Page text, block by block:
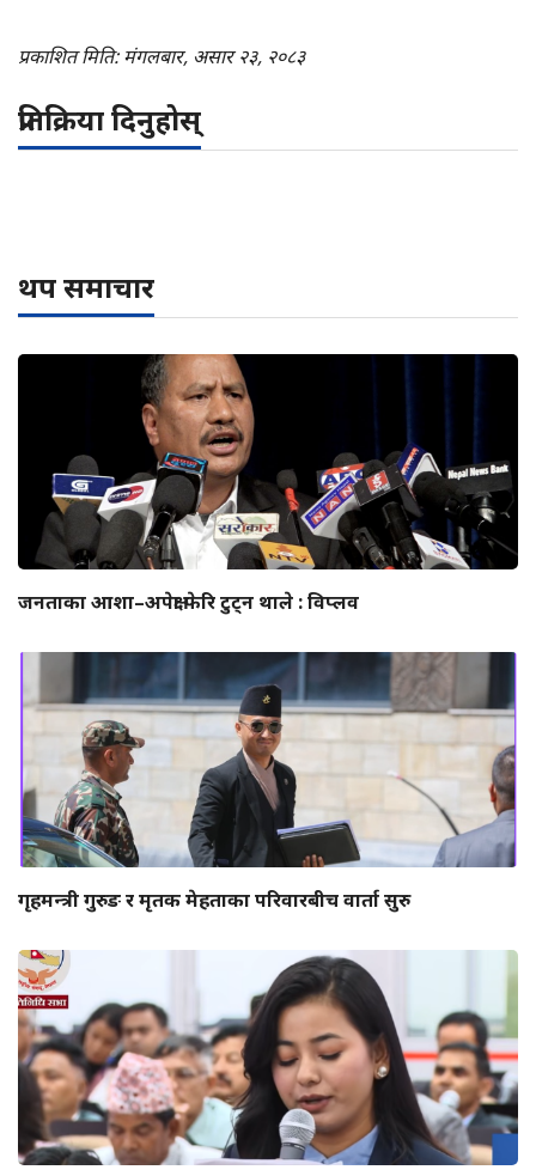
प्रकाशित मिति: मंगलबार, असार २३, २०८३
प्रतिक्रिया दिनुहोस्
थप समाचार
जनताका आशा–अपेक्षा फेरि टुट्न थाले : विप्लव
गृहमन्त्री गुरुङ र मृतक मेहताका परिवारबीच वार्ता सुरु